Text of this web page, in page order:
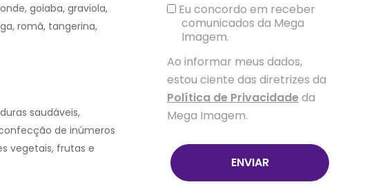
goiaba, graviola,
romã, tangerina,
saudáveis,
de inúmeros
vegetais, frutas e
Eu concordo em receber
comunicados da Mega
Imagem.
Ao informar meus dados,
estou ciente das diretrizes da
Política de Privacidadeda
Mega Imagem.
ENVIAR